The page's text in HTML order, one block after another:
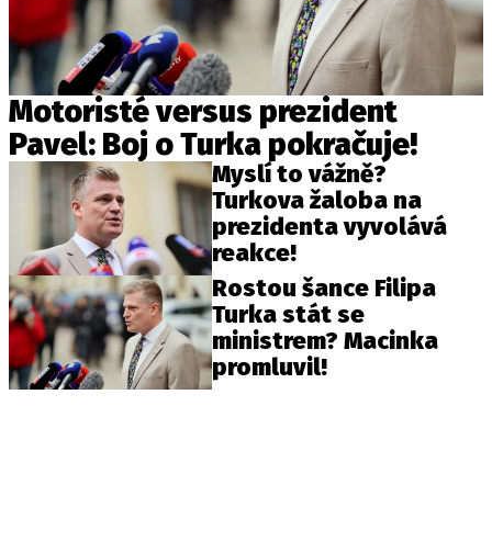
Motoristé versus prezident
Pavel: Boj o Turka pokračuje!
Myslí to vážně?
Turkova žaloba na
prezidenta vyvolává
reakce!
Rostou šance Filipa
Turka stát se
ministrem? Macinka
promluvil!